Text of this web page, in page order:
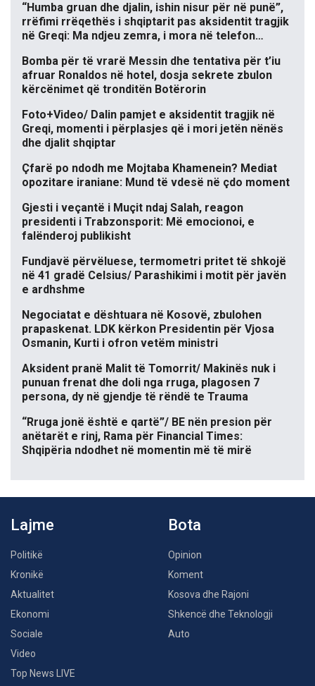
“Humba gruan dhe djalin, ishin nisur për në punë”,
rrëfimi rrëqethës i shqiptarit pas aksidentit tragjik
në Greqi: Ma ndjeu zemra, i mora në telefon…
Bomba për të vrarë Messin dhe tentativa për t’iu
afruar Ronaldos në hotel, dosja sekrete zbulon
kërcënimet që tronditën Botërorin
Foto+Video/ Dalin pamjet e aksidentit tragjik në
Greqi, momenti i përplasjes që i mori jetën nënës
dhe djalit shqiptar
Çfarë po ndodh me Mojtaba Khamenein? Mediat
opozitare iraniane: Mund të vdesë në çdo moment
Gjesti i veçantë i Muçit ndaj Salah, reagon
presidenti i Trabzonsporit: Më emocionoi, e
falënderoj publikisht
Fundjavë përvëluese, termometri pritet të shkojë
në 41 gradë Celsius/ Parashikimi i motit për javën
e ardhshme
Negociatat e dështuara në Kosovë, zbulohen
prapaskenat. LDK kërkon Presidentin për Vjosa
Osmanin, Kurti i ofron vetëm ministri
Aksident pranë Malit të Tomorrit/ Makinës nuk i
punuan frenat dhe doli nga rruga, plagosen 7
persona, dy në gjendje të rëndë te Trauma
“Rruga jonë është e qartë”/ BE nën presion për
anëtarët e rinj, Rama për Financial Times:
Shqipëria ndodhet në momentin më të mirë
Lajme
Politikë
Kronikë
Aktualitet
Ekonomi
Sociale
Video
Top News LIVE
Bota
Opinion
Koment
Kosova dhe Rajoni
Shkencë dhe Teknologji
Auto